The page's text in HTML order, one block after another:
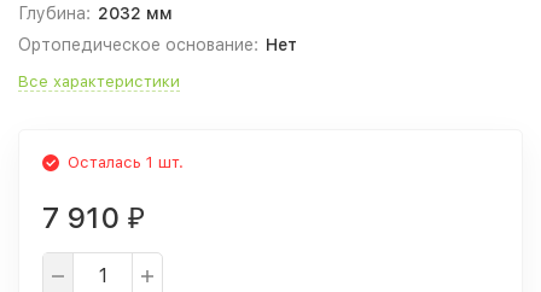
Глубина: 2032 мм
Ортопедическое основание: Нет
Все характеристики
Осталась 1 шт.
7 910 ₽